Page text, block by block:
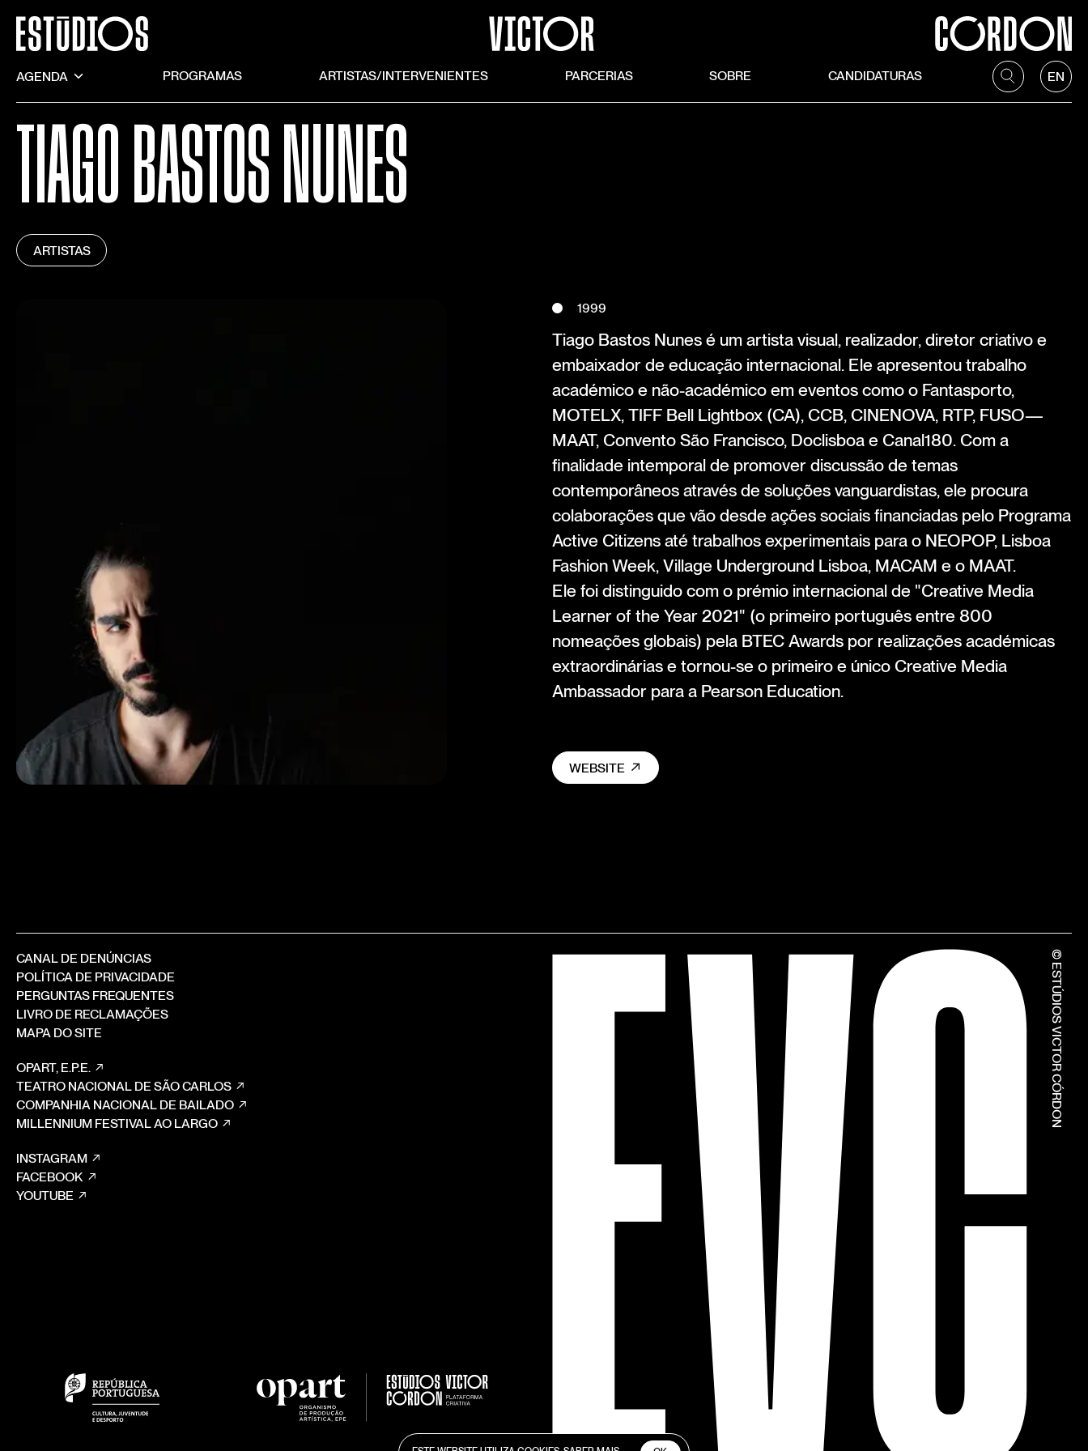
AGENDA PROGRAMAS ARTISTAS/INTERVENIENTES PARCERIAS SOBRE CANDIDATURAS EN
TIAGO BASTOS NUNES
ARTISTAS
1999
Tiago Bastos Nunes é um artista visual, realizador, diretor criativo e
embaixador de educação internacional. Ele apresentou trabalho
académico e não-académico em eventos como o Fantasporto,
MOTELX, TIFF Bell Lightbox (CA), CCB, CINENOVA, RTP, FUSO—
MAAT, Convento São Francisco, Doclisboa e Canal180. Com a
finalidade intemporal de promover discussão de temas
contemporâneos através de soluções vanguardistas, ele procura
colaborações que vão desde ações sociais financiadas pelo Programa
Active Citizens até trabalhos experimentais para o NEOPOP, Lisboa
Fashion Week, Village Underground Lisboa, MACAM e o MAAT.
Ele foi distinguido com o prémio internacional de "Creative Media
Learner of the Year 2021" (o primeiro português entre 800
nomeações globais) pela BTEC Awards por realizações académicas
extraordinárias e tornou-se o primeiro e único Creative Media
Ambassador para a Pearson Education.
WEBSITE
CANAL DE DENÚNCIAS
POLÍTICA DE PRIVACIDADE
PERGUNTAS FREQUENTES
LIVRO DE RECLAMAÇÕES
MAPA DO SITE
OPART, E.P.E.
TEATRO NACIONAL DE SÃO CARLOS
COMPANHIA NACIONAL DE BAILADO
MILLENNIUM FESTIVAL AO LARGO
INSTAGRAM
FACEBOOK
YOUTUBE
© ESTÚDIOS VICTOR CÓRDON